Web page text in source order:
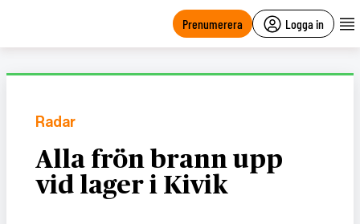
Prenumerera Logga in
Radar
Alla frön brann upp
vid lager i Kivik